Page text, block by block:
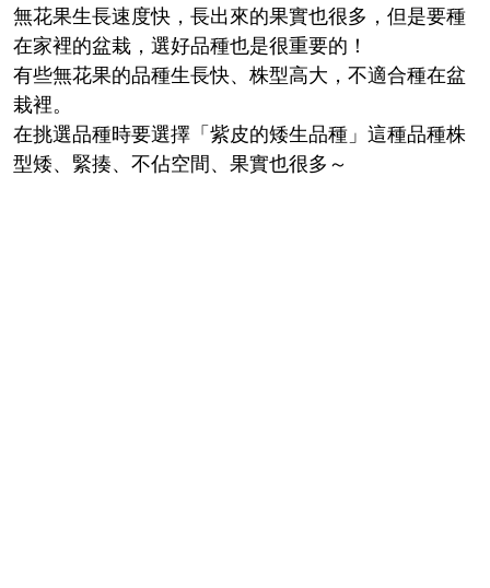
無花果生長速度快，長出來的果實也很多，但是要種
在家裡的盆栽，選好品種也是很重要的！
有些無花果的品種生長快、株型高大，不適合種在盆
栽裡。
在挑選品種時要選擇「紫皮的矮生品種」這種品種株
型矮、緊揍、不佔空間、果實也很多～